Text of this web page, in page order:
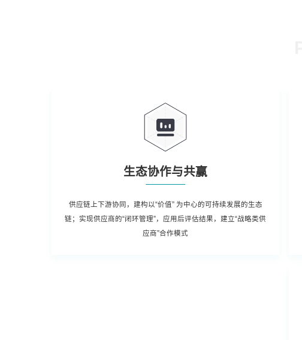
生态协作与共赢
供应链上下游协同，建构以“价值” 为中心的可持续发展的生态
链；实现供应商的“闭环管理”，应用后评估结果，建立“战略类供
应商”合作模式